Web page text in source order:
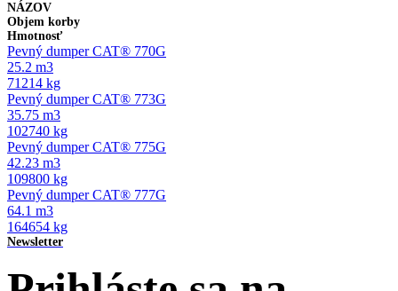
NÁZOV
Objem korby
Hmotnosť
Pevný dumper CAT® 770G
25.2 m3
71214 kg
Pevný dumper CAT® 773G
35.75 m3
102740 kg
Pevný dumper CAT® 775G
42.23 m3
109800 kg
Pevný dumper CAT® 777G
64.1 m3
164654 kg
Newsletter